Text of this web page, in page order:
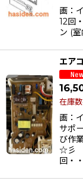
画：
12回
ン (
エア
在庫
画：
サポ
び作
☆彡
回・